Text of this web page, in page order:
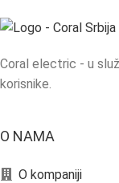
Coral electric - u
korisnike.
O NAMA
O kompaniji